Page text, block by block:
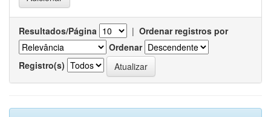
Resultados/Página | Ordenar registros por
Ordenar
Registro(s)